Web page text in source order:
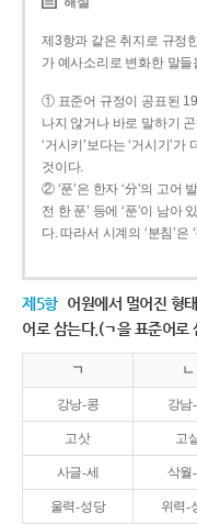
제3항과 같은 취지로 규정
가 예사소리로 변화한 말
① 표준어 규정이 공표된
나지 않거나 바로 말하기
‘거시키’보다는 ‘거시기’
것이다.
② ‘푼’은 한자 ‘分’의 고어
전 한 푼’ 등에 ‘푼’이 남아
다. 따라서 시계의 ‘분침’은
제5항 어원에서 멀어진 형
어로 삼는다.(ㄱ을 표준어로
ㄱ ㄴ
강낭-콩 강남
고삿 고
사글-세 삭월-
울력-성당 위력-